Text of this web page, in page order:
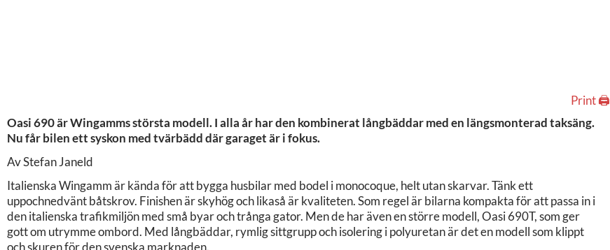
Print 🖨
Oasi 690 är Wingamms största modell. I alla år har den kombinerat långbäddar med en längsmonterad taksäng.
Nu får bilen ett syskon med tvärbädd där garaget är i fokus.
Av Stefan Janeld
Italienska Wingamm är kända för att bygga husbilar med bodel i monocoque, helt utan skarvar. Tänk ett
uppochnedvänt båtskrov. Finishen är skyhög och likaså är kvaliteten. Som regel är bilarna kompakta för att passa in i
den italienska trafikmiljön med små byar och trånga gator. Men de har även en större modell, Oasi 690T, som ger
gott om utrymme ombord. Med långbäddar, rymlig sittgrupp och isolering i polyuretan är det en modell som klippt
och skuren för den svenska marknaden.